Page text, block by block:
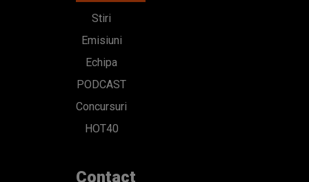
Stiri
Emisiuni
Echipa
PODCAST
Concursuri
HOT40
Contact